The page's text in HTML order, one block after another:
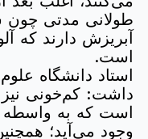
طولانی مدتی
آبریزش دارند که
است.
استاد دانشگاه
داشت: کم‌خونی نیز
است که به واسطه